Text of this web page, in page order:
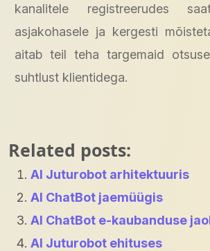
kanalitele registreerudes
asjakohasele ja kergesti
aitab teil teha targemaid
suhtlust klientidega.
Related posts:
AI Juturobot arhitektuuris
AI ChatBot jaemüügis
AI ChatBot e-kaubanduse
AI Juturobot ehituses